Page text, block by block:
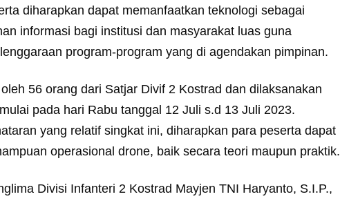
diharapkan dapat memanfaatkan teknologi sebagai
informasi bagi institusi dan masyarakat luas guna
program-program yang di agendakan pimpinan.
56 orang dari Satjar Divif 2 Kostrad dan dilaksanakan
pada hari Rabu tanggal 12 Juli s.d 13 Juli 2023.
yang relatif singkat ini, diharapkan para peserta dapat
operasional drone, baik secara teori maupun praktik.
Divisi Infanteri 2 Kostrad Mayjen TNI Haryanto, S.I.P.,